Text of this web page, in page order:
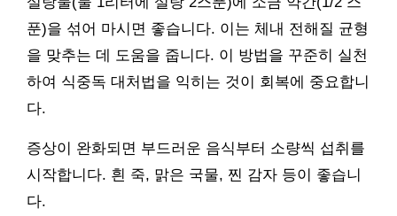
푼)을 섞어 마시면 좋습니다. 이는 체내 전해질 균형
을 맞추는 데 도움을 줍니다. 이 방법을 꾸준히 실천
하여 식중독 대처법을 익히는 것이 회복에 중요합니
다.
증상이 완화되면 부드러운 음식부터 소량씩 섭취를
시작합니다. 흰 죽, 맑은 국물, 찐 감자 등이 좋습니
다.